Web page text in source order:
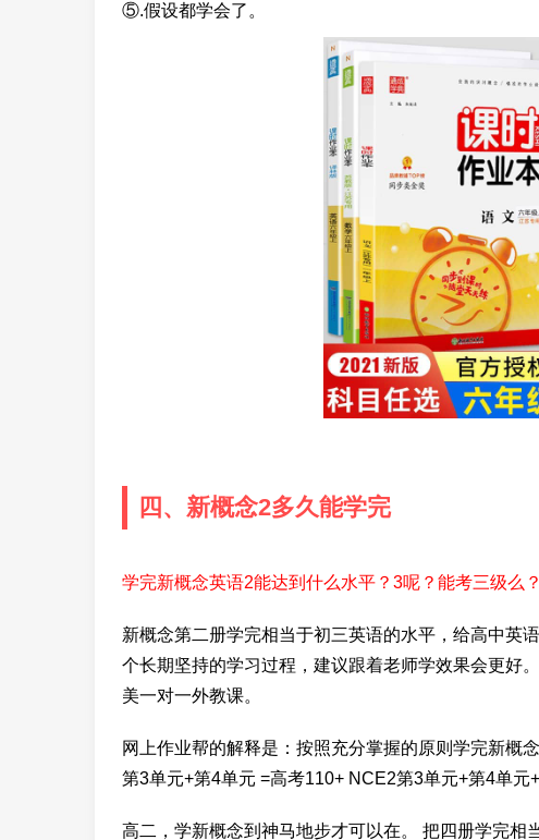
⑤.假设都学会了。
四、新概念2多久能学完
学完新概念英语2能达到什么水平？3呢？能考三级么
新概念第二册学完相当于初三英语的水平，给高中英
个长期坚持的学习过程，建议跟着老师学效果会更好
美一对一外教课。
网上作业帮的解释是：按照充分掌握的原则学完新概
第3单元+第4单元 =高考110+ NCE2第3单元+第4单元
高二，学新概念到神马地步才可以在。 把四册学完相